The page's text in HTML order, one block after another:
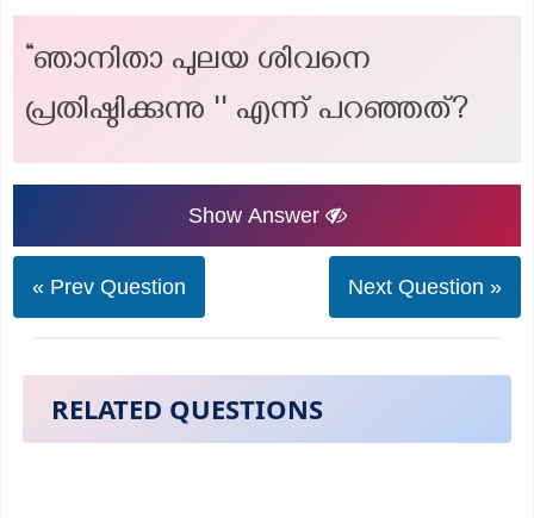
“ഞാനിതാ പുലയ ശിവനെ
പ്രതിഷ്ഠിക്കുന്നു '' എന്ന് പറഞ്ഞത്?
Show Answer
« Prev Question Next Question »
RELATED QUESTIONS